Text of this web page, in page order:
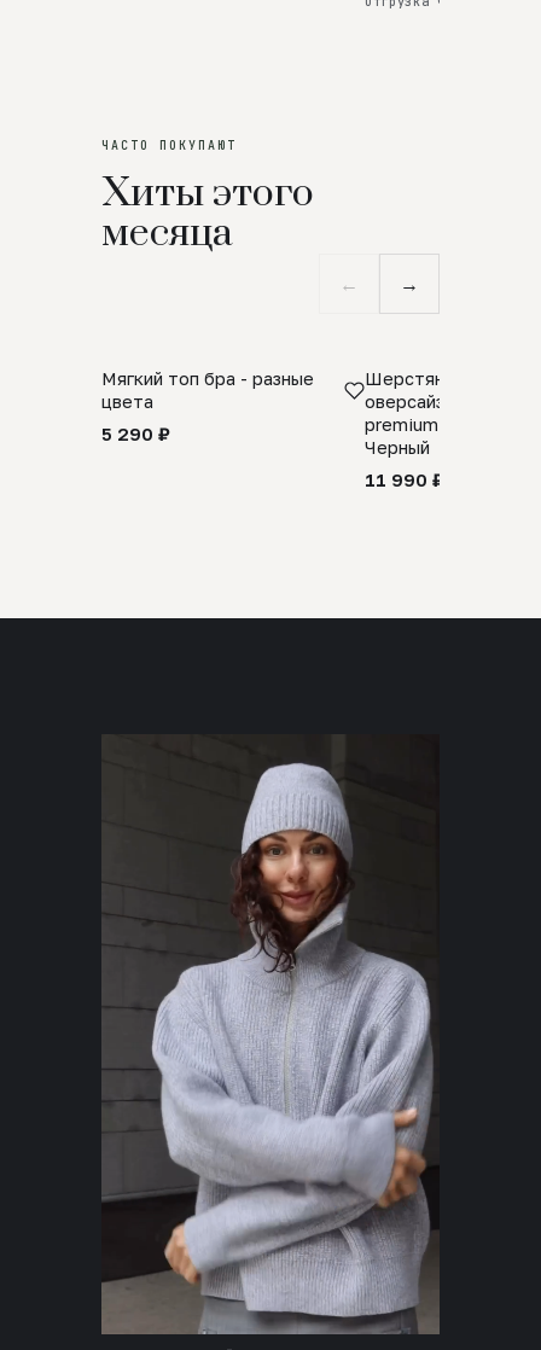
ЧАСТО ПОКУПАЮТ
Хиты этого
месяца
← →
Мягкий топ бра - разные
цвета
5 290 ₽
Шерстяной свитер
оверсайз 100%
premium merino
Черный
11 990 ₽